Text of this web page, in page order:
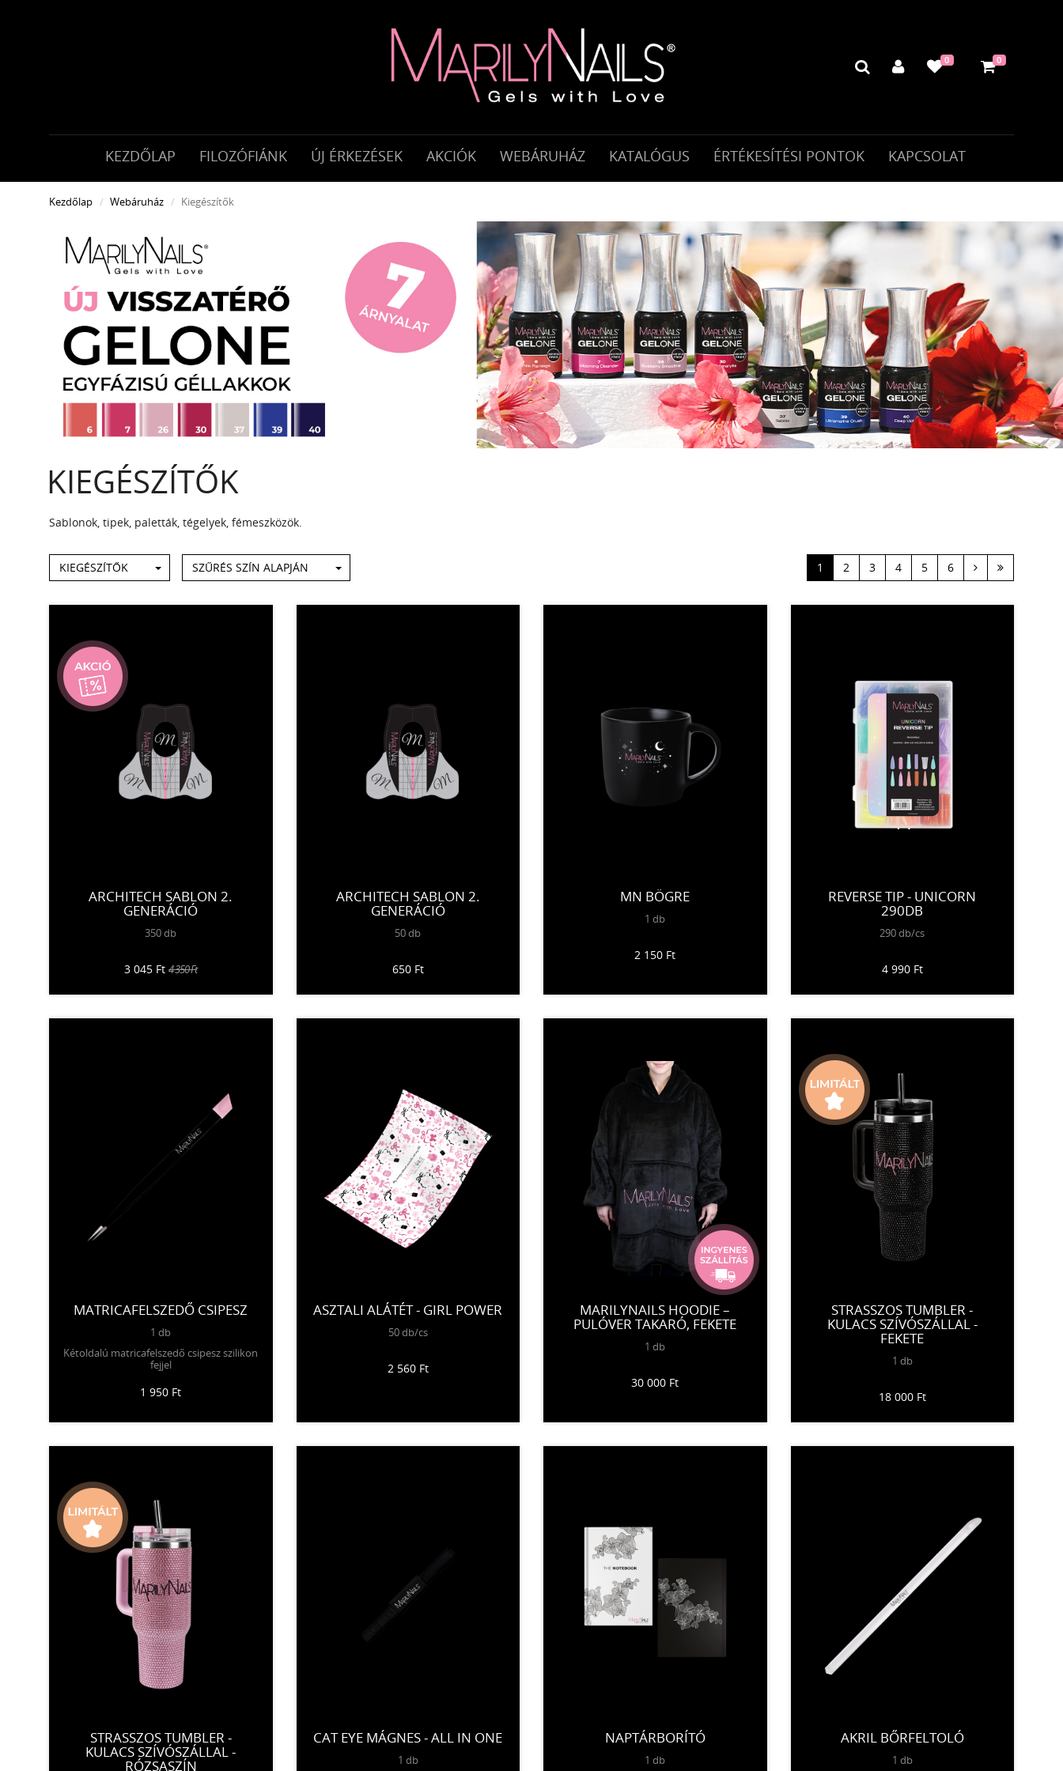
0 0
KEZDŐLAP FILOZÓFIÁNK ÚJ ÉRKEZÉSEK AKCIÓK WEBÁRUHÁZ KATALÓGUS ÉRTÉKESÍTÉSI PONTOK KAPCSOLAT
Kezdőlap Webáruház Kiegészítők
KIEGÉSZÍTŐK
Sablonok, tipek, paletták, tégelyek, fémeszközök.
KIEGÉSZÍTŐK SZŰRÉS SZÍN ALAPJÁN 1 2 3 4 5 6
Következő
›
Utolsó
»
ARCHITECH SABLON 2.
GENERÁCIÓ
350 db
3 045 Ft 4 350 Ft
ARCHITECH SABLON 2.
GENERÁCIÓ
50 db
650 Ft
Jelenleg nem kapható
MN BÖGRE
1 db
2 150 Ft
REVERSE TIP - UNICORN
290DB
290 db/cs
4 990 Ft
MATRICAFELSZEDŐ CSIPESZ
1 db
Kétoldalú matricafelszedő csipesz szilikon
fejjel
1 950 Ft
ASZTALI ALÁTÉT - GIRL POWER
50 db/cs
2 560 Ft
MARILYNAILS HOODIE –
PULÓVER TAKARÓ, FEKETE
1 db
30 000 Ft
STRASSZOS TUMBLER -
KULACS SZÍVÓSZÁLLAL -
FEKETE
1 db
18 000 Ft
STRASSZOS TUMBLER -
KULACS SZÍVÓSZÁLLAL -
RÓZSASZÍN
CAT EYE MÁGNES - ALL IN ONE
1 db
NAPTÁRBORÍTÓ
1 db
AKRIL BŐRFELTOLÓ
1 db